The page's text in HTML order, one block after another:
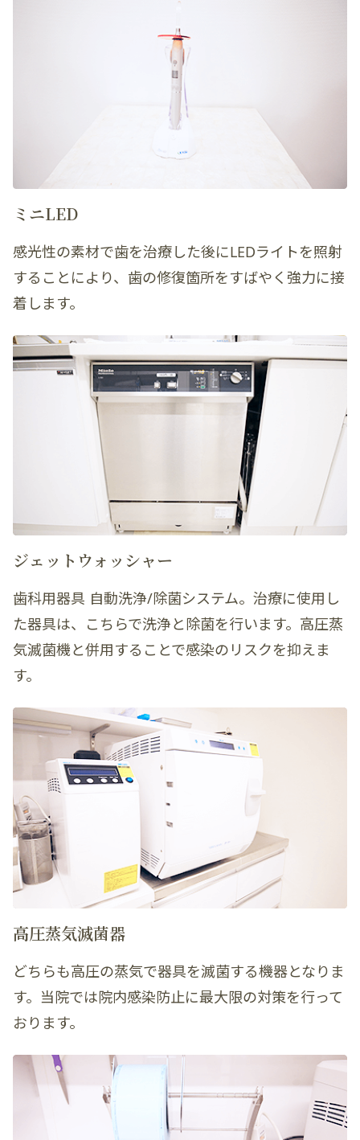
ミニLED
感光性の素材で歯を治療した後にLEDライトを照射
することにより、歯の修復箇所をすばやく強力に接
着します。
ジェットウォッシャー
歯科用器具 自動洗浄/除菌システム。治療に使用し
た器具は、こちらで洗浄と除菌を行います。高圧蒸
気滅菌機と併用することで感染のリスクを抑えま
す。
高圧蒸気滅菌器
どちらも高圧の蒸気で器具を滅菌する機器となりま
す。当院では院内感染防止に最大限の対策を行って
おります。